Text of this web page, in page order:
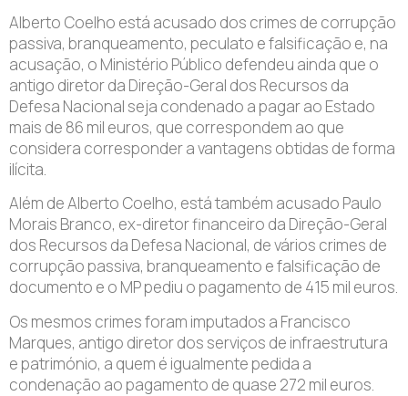
Alberto Coelho está acusado dos crimes de corrupção
passiva, branqueamento, peculato e falsificação e, na
acusação, o Ministério Público defendeu ainda que o
antigo diretor da Direção-Geral dos Recursos da
Defesa Nacional seja condenado a pagar ao Estado
mais de 86 mil euros, que correspondem ao que
considera corresponder a vantagens obtidas de forma
ilícita.
Além de Alberto Coelho, está também acusado Paulo
Morais Branco, ex-diretor financeiro da Direção-Geral
dos Recursos da Defesa Nacional, de vários crimes de
corrupção passiva, branqueamento e falsificação de
documento e o MP pediu o pagamento de 415 mil euros.
Os mesmos crimes foram imputados a Francisco
Marques, antigo diretor dos serviços de infraestrutura
e património, a quem é igualmente pedida a
condenação ao pagamento de quase 272 mil euros.